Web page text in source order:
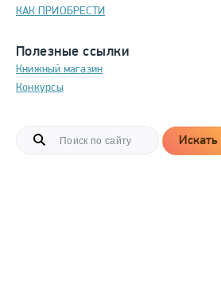
КАК ПРИОБРЕСТИ
Полезные ссылки
Книжный магазин
Конкурсы
Искать